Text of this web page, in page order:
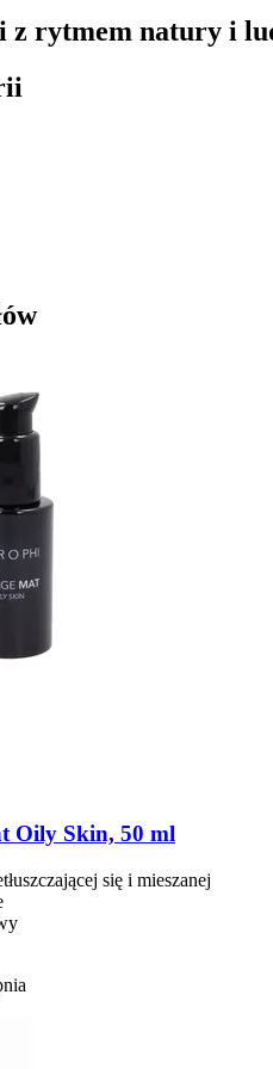
z rytmem natury i
Oily Skin, 50 ml
się i mieszanej